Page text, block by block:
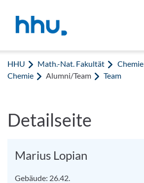
HHU Math.-Nat. Fakultät Chemie
Chemie
Alumni/Team Team
Detailseite
Marius Lopian
Gebäude: 26.42.